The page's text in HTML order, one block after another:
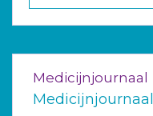
Medicijnjournaal